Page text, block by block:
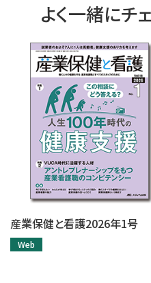
よく一緒にチ
産業保健と看護2026年1号
Web